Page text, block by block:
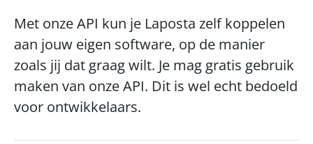
Met onze API kun je Laposta zelf koppelen
aan jouw eigen software, op de manier
zoals jij dat graag wilt. Je mag gratis gebruik
maken van onze API. Dit is wel echt bedoeld
voor ontwikkelaars.